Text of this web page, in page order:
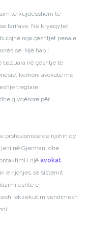
të kujdesshëm të
tarifave. Në kryeqytet
nga çështjet penale
Një hap i
bazuara në çështje të
kërkoni avokatë me
tregtare,
gjyqësore për
profesionistë që njohin dy
në Gjermani dhe
i një avokat
e njohjes së sistemit
është e
ekzekutim vendimesh